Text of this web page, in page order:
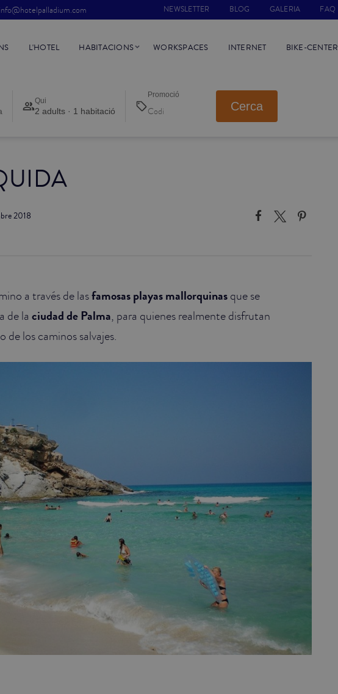
2018
a través de lasfamosas playas mallorquinasque se
de la ciudad de Palma, para quienes realmente disfrutan
de los caminos salvajes.
info@hotelpalladium.com NEWSLETTER BLOG GALERIA FAQ
L'HOTEL HABITACIONS WORKSPACES INTERNET BIKE-CENTER
Qui
2 adults · 1 habitació
Promoció
Cerca